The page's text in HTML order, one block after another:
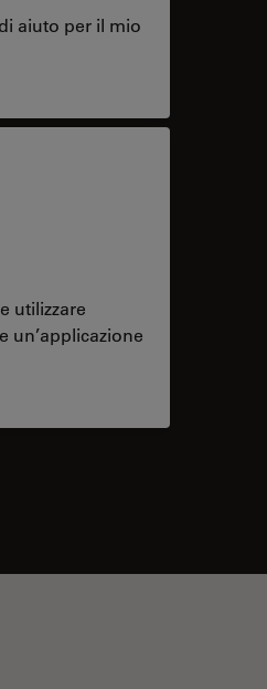
aiuto per il mio
utilizzare
un’applicazione